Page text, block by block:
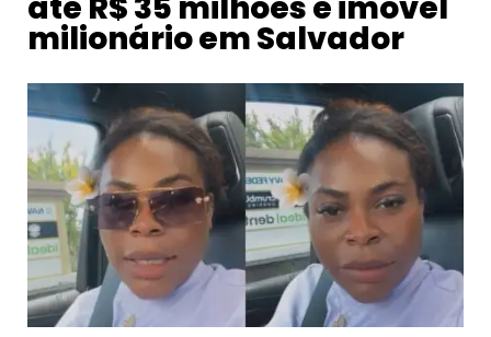
milionário em Salvador